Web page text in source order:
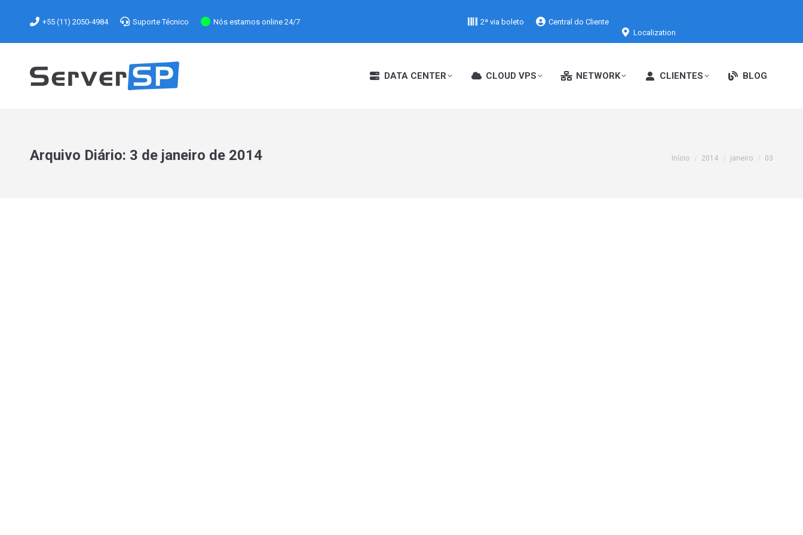
+55 (11) 2050-4984 Suporte Técnico Nós estamos online 24/7 2ª via boleto
Central do Cliente
Localization
DATA CENTER CLOUD VPS NETWORK CLIENTES BLOG
Arquivo Diário: 3 de janeiro de 2014 Você está aqui:
Início 2014 janeiro 03